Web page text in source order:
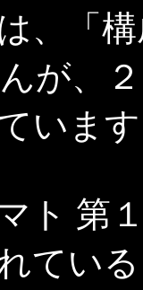
、「
が、
いま
ト 第
てい